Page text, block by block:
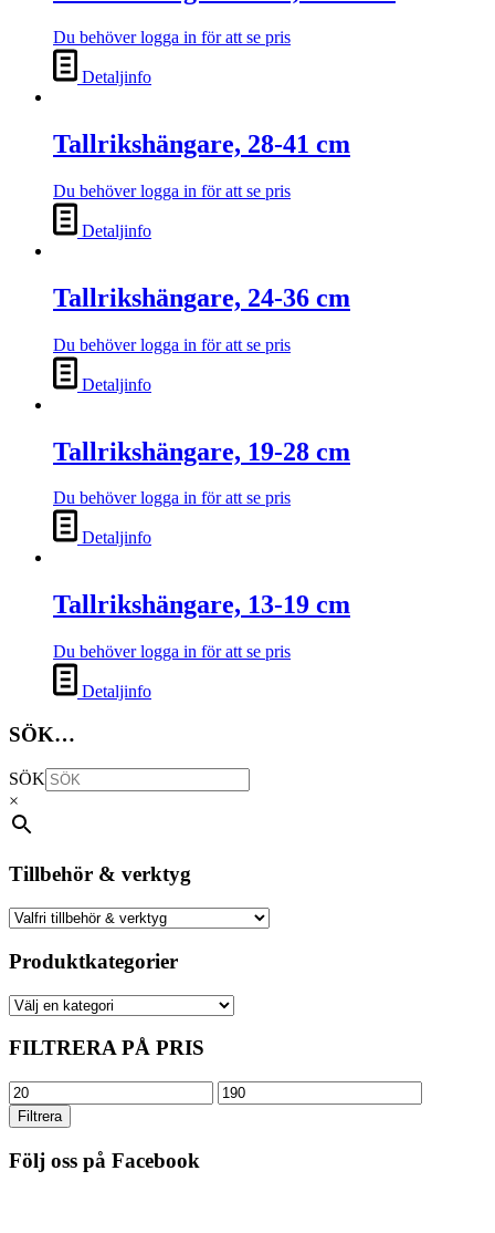
Du behöver logga in för att se pris
Detaljinfo
Tallrikshängare, 28-41 cm
Du behöver logga in för att se pris
Detaljinfo
Tallrikshängare, 24-36 cm
Du behöver logga in för att se pris
Detaljinfo
Tallrikshängare, 19-28 cm
Du behöver logga in för att se pris
Detaljinfo
Tallrikshängare, 13-19 cm
Du behöver logga in för att se pris
Detaljinfo
SÖK…
SÖK
×
Tillbehör & verktyg
Produktkategorier
FILTRERA PÅ PRIS
Min
pris
Max
pris
Filtrera
Följ oss på Facebook